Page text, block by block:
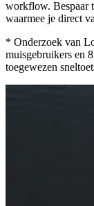
workflow. Bespaar
waarmee je direct
* Onderzoek van
muisgebruikers en
toegewezen